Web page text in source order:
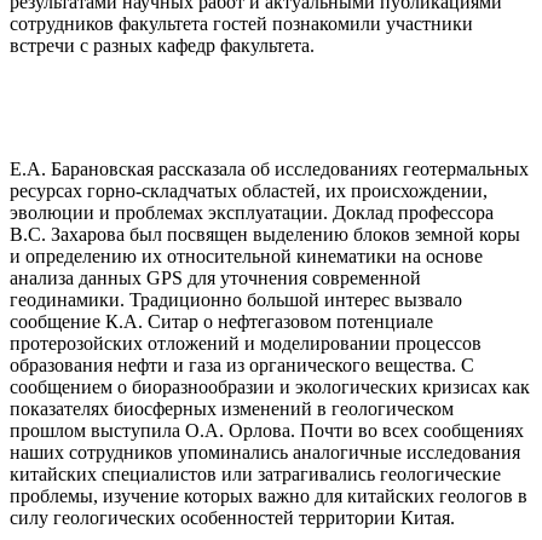
сотрудников факультета гостей познакомили участники
встречи с разных кафедр факультета.
Е.А. Барановская рассказала об исследованиях геотермальных
ресурсах горно-складчатых областей, их происхождении,
эволюции и проблемах эксплуатации. Доклад профессора
В.С. Захарова был посвящен выделению блоков земной коры
и определению их относительной кинематики на основе
анализа данных GPS для уточнения современной
геодинамики. Традиционно большой интерес вызвало
сообщение К.А. Ситар о нефтегазовом потенциале
протерозойских отложений и моделировании процессов
образования нефти и газа из органического вещества. С
сообщением о биоразнообразии и экологических кризисах как
показателях биосферных изменений в геологическом
прошлом выступила О.А. Орлова. Почти во всех сообщениях
наших сотрудников упоминались аналогичные исследования
китайских специалистов или затрагивались геологические
проблемы, изучение которых важно для китайских геологов в
силу геологических особенностей территории Китая.